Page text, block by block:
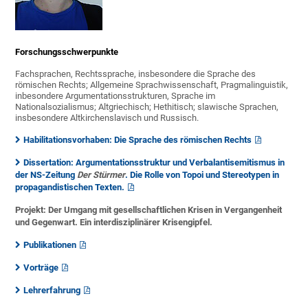
Forschungsschwerpunkte
Fachsprachen, Rechtssprache, insbesondere die Sprache des
römischen Rechts; Allgemeine Sprachwissenschaft, Pragmalinguistik,
inbesondere Argumentationsstrukturen, Sprache im
Nationalsozialismus; Altgriechisch; Hethitisch; slawische Sprachen,
insbesondere Altkirchenslavisch und Russisch.
Habilitationsvorhaben: Die Sprache des römischen Rechts
Dissertation: Argumentationsstruktur und Verbalantisemitismus in
der NS-Zeitung Der Stürmer. Die Rolle von Topoi und Stereotypen in
propagandistischen Texten.
Projekt:Der Umgang mit gesellschaftlichen Krisen in Vergangenheit
und Gegenwart. Ein interdisziplinärer Krisengipfel.
Publikationen
Vorträge
Lehrerfahrung